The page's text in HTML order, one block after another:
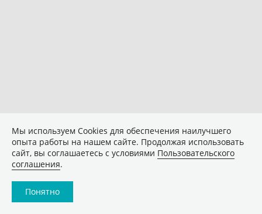
Мы используем Сookies для обеспечения наилучшего
опыта работы на нашем сайте. Продолжая использовать
сайт, вы соглашаетесь с условиями Пользовательского
соглашения.
Понятно